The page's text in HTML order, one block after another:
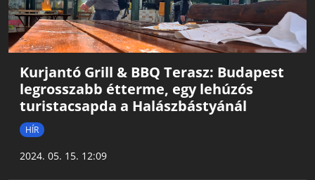
Kurjantó Grill & BBQ Terasz: Budapest
legrosszabb étterme, egy lehúzós
turistacsapda a Halászbástyánál
HÍR
2024. 05. 15. 12:09